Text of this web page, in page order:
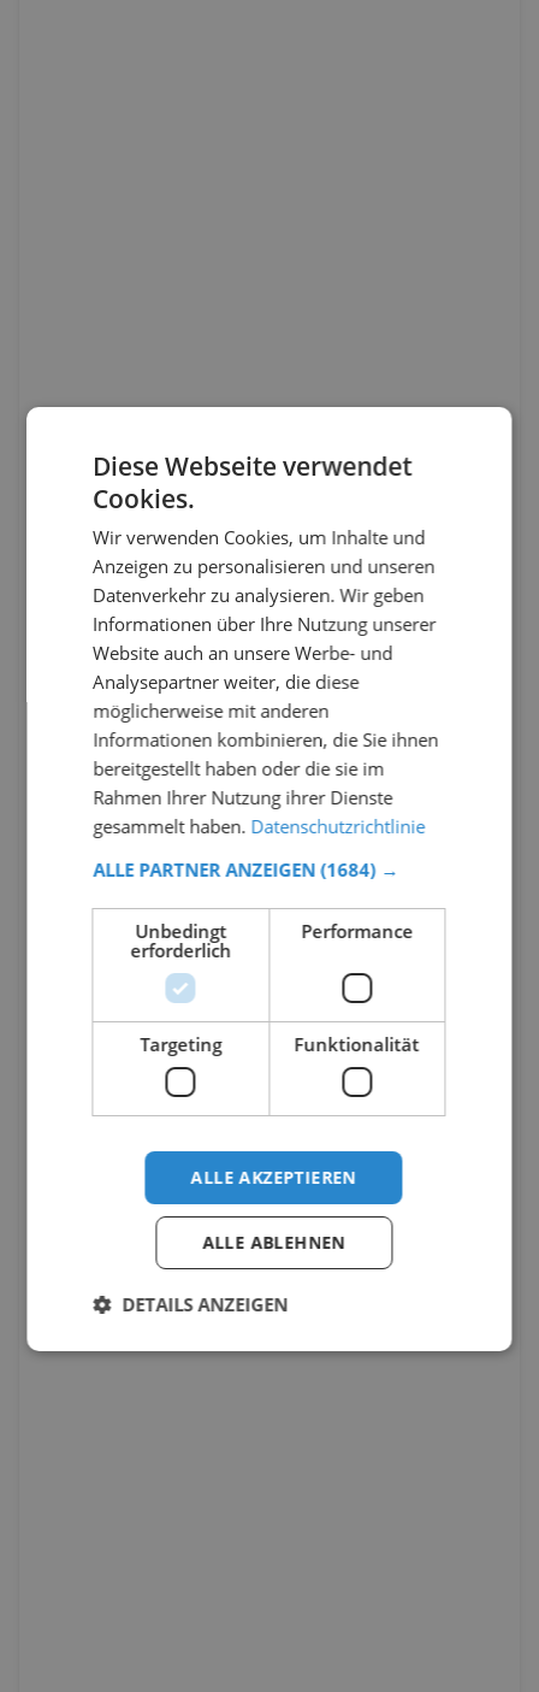
Diese Webseite verwendet
Cookies.
Wir verwenden Cookies, um Inhalte und
Anzeigen zu personalisieren und unseren
Datenverkehr zu analysieren. Wir geben
Informationen über Ihre Nutzung unserer
Website auch an unsere Werbe- und
Analysepartner weiter, die diese
möglicherweise mit anderen
Informationen kombinieren, die Sie ihnen
bereitgestellt haben oder die sie im
Rahmen Ihrer Nutzung ihrer Dienste
gesammelt haben. Datenschutzrichtlinie
ALLE PARTNER ANZEIGEN (1684) →
Unbedingt
erforderlich
Performance
Targeting Funktionalität
ALLE AKZEPTIEREN
ALLE ABLEHNEN
DETAILS ANZEIGEN